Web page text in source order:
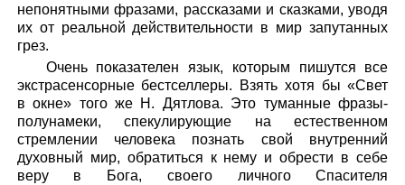
непонятными фразами, рассказами и сказками, уводя
их от реальной действительности в мир запутанных
грез.
Очень показателен язык, которым пишутся все
экстрасенсорные бестселлеры. Взять хотя бы «Свет
в окне» того же Н. Дятлова. Это туманные фразы-
полунамеки, спекулирующие на естественном
стремлении человека познать свой внутренний
духовный мир, обратиться к нему и обрести в себе
веру в Бога, своего личного Спасителя